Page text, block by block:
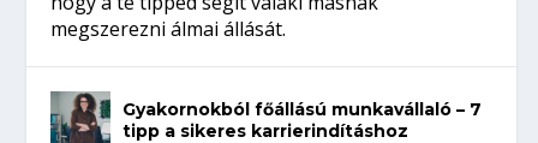
megszerezni álmai állását.
Gyakornokból főállású munkavállaló – 7
tipp a sikeres karrierindításhoz